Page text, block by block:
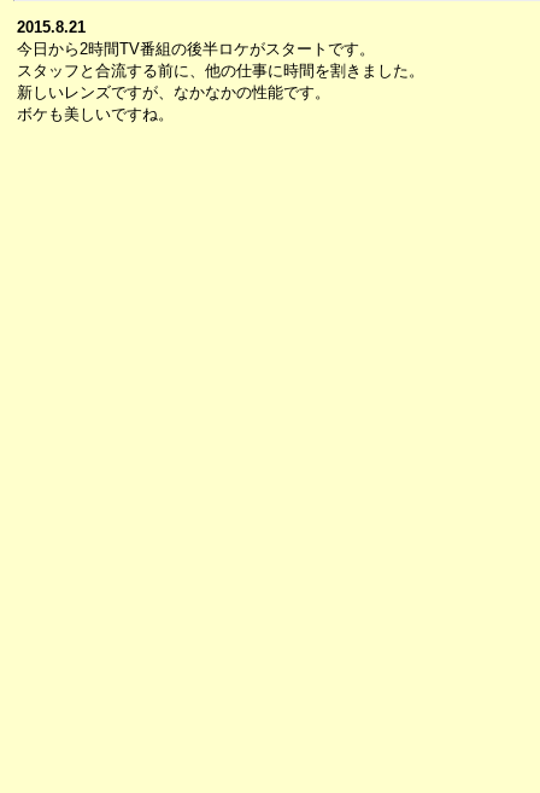
2015.8.21
今日から2時間TV番組の後半ロケがスタートです。
スタッフと合流する前に、他の仕事に時間を割きました。
新しいレンズですが、なかなかの性能です。
ボケも美しいですね。